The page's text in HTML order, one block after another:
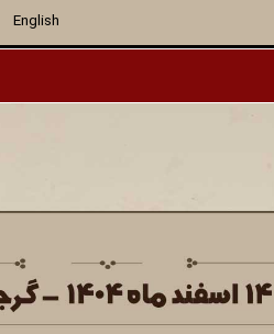
English